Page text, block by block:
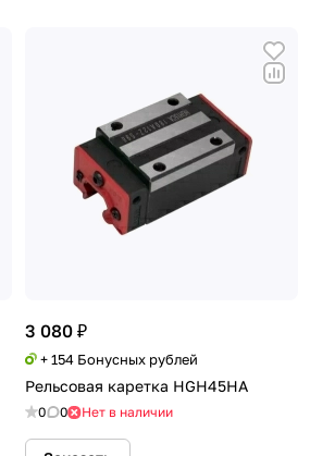
3 080 ₽
+ 154 Бонусных рублей
Рельсовая каретка HGH45НA
0 0 Нет в наличии